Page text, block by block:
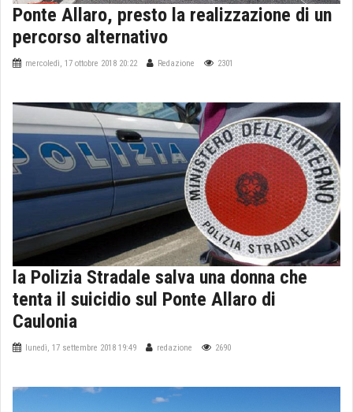
Ponte Allaro, presto la realizzazione di un
percorso alternativo
mercoledì, 17 ottobre 2018 20:22 Redazione 2301
la Polizia Stradale salva una donna che
tenta il suicidio sul Ponte Allaro di
Caulonia
lunedì, 17 settembre 2018 19:49 redazione 2690